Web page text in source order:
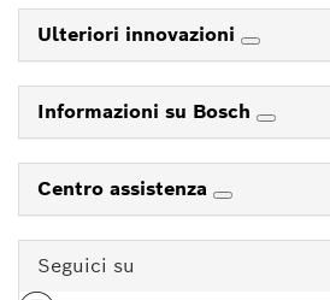
Ulteriori innovazioni
Informazioni su Bosch
Centro assistenza
Seguici su